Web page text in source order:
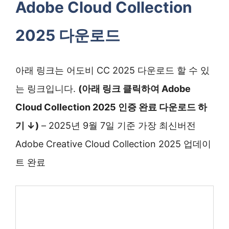
Adobe Cloud Collection
2025 다운로드
아래 링크는 어도비 CC 2025 다운로드 할 수 있
는 링크입니다. (아래 링크 클릭하여 Adobe
Cloud Collection 2025 인증 완료 다운로드 하
기 ↓) – 2025년 9월 7일 기준 가장 최신버전
Adobe Creative Cloud Collection 2025 업데이
트 완료